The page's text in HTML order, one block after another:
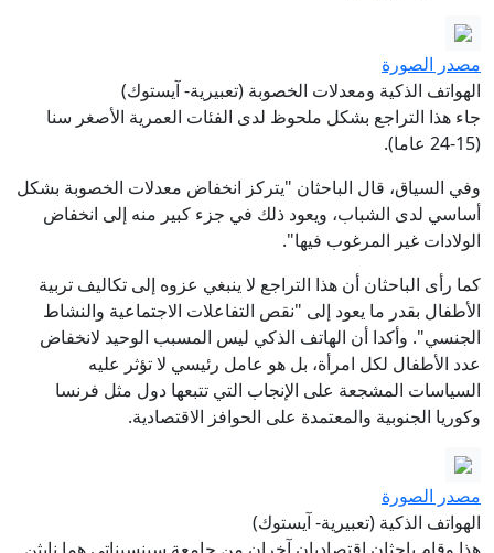
مصدر الصورة
الهواتف الذكية ومعدلات الخصوبة (تعبيرية- آيستوك)
جاء هذا التراجع بشكل ملحوظ لدى الفئات العمرية الأصغر سنا
(15-24 عاما).
وفي السياق، قال الباحثان "يتركز انخفاض معدلات الخصوبة بشكل
أساسي لدى الشباب، ويعود ذلك في جزء كبير منه إلى انخفاض
الولادات غير المرغوب فيها".
كما رأى الباحثان أن هذا التراجع لا ينبغي عزوه إلى تكاليف تربية
الأطفال بقدر ما يعود إلى "نقص التفاعلات الاجتماعية والنشاط
الجنسي". وأكدا أن الهاتف الذكي ليس المسبب الوحيد لانخفاض
عدد الأطفال لكل امرأة، بل هو عامل رئيسي لا تؤثر عليه
السياسات المشجعة على الإنجاب التي تتبعها دول مثل فرنسا
وكوريا الجنوبية والمعتمدة على الحوافز الاقتصادية.
مصدر الصورة
الهواتف الذكية (تعبيرية- آيستوك)